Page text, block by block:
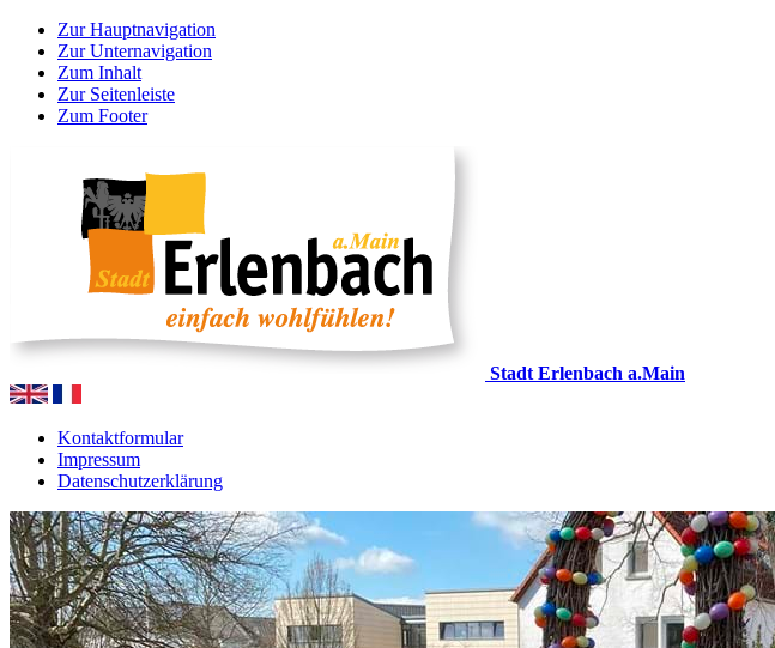
Zur Hauptnavigation
Zur Unternavigation
Zum Inhalt
Zur Seitenleiste
Zum Footer
Stadt Erlenbach a.Main
Kontaktformular
Impressum
Datenschutzerklärung